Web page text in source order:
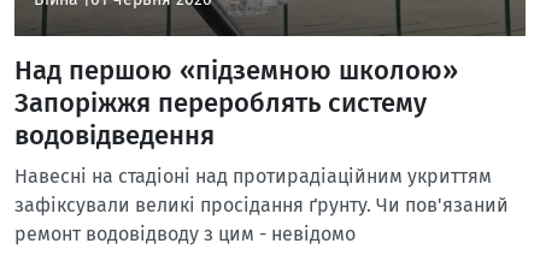
Над першою «підземною школою»
Запоріжжя перероблять систему
водовідведення
Навесні на стадіоні над протирадіаційним укриттям
зафіксували великі просідання ґрунту. Чи пов'язаний
ремонт водовідводу з цим - невідомо